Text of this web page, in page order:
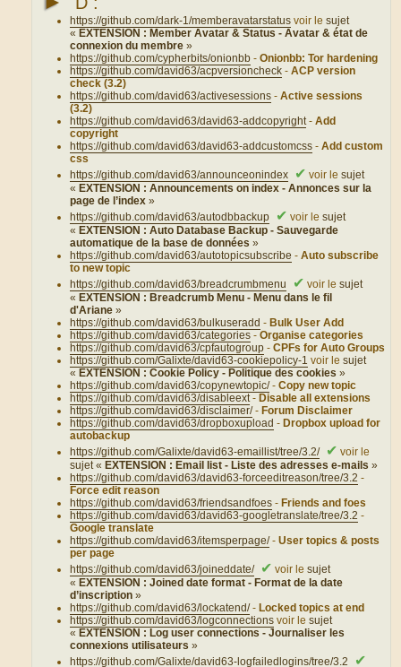
https://github.com/dark-1/memberavatarstatus voir lesujet
« EXTENSION : Member Avatar & Status - Avatar & état de
connexion du membre»
https://github.com/cypherbits/onionbb -Onionbb: Tor hardening
https://github.com/david63/acpversioncheck -ACP version
check (3.2)
https://github.com/david63/activesessions -Active sessions
(3.2)
https://github.com/david63/david63-addcopyright -Add
copyright
https://github.com/david63/david63-addcustomcss -Add custom
css
https://github.com/david63/announceonindex
✔ voir lesujet
« EXTENSION : Announcements on index - Annonces sur la
page de l’index»
https://github.com/david63/autodbbackup
✔ voir lesujet
« EXTENSION : Auto Database Backup - Sauvegarde
automatique de la base de données»
https://github.com/david63/autotopicsubscribe -Auto subscribe
to new topic
https://github.com/david63/breadcrumbmenu
✔ voir lesujet
« EXTENSION : Breadcrumb Menu - Menu dans le fil
d'Ariane»
https://github.com/david63/bulkuseradd -Bulk User Add
https://github.com/david63/categories -Organise categories
https://github.com/david63/cpfautogroup -CPFs for Auto Groups
https://github.com/Galixte/david63-cookiepolicy-1 voir lesujet
« EXTENSION : Cookie Policy - Politique des cookies»
https://github.com/david63/copynewtopic/-Copy new topic
https://github.com/david63/disableext -Disable all extensions
https://github.com/david63/disclaimer/-Forum Disclaimer
https://github.com/david63/dropboxupload -Dropbox upload for
autobackup
https://github.com/Galixte/david63-emaillist/tree/3.2/
✔ voir le
sujet « EXTENSION : Email list - Liste des adresses e-mails»
https://github.com/david63/david63-forceeditreason/tree/3.2 -
Force edit reason
https://github.com/david63/friendsandfoes -Friends and foes
https://github.com/david63/david63-googletranslate/tree/3.2 -
Google translate
https://github.com/david63/itemsperpage/-User topics & posts
per page
https://github.com/david63/joineddate/
✔ voir lesujet
« EXTENSION : Joined date format - Format de la date
d’inscription»
https://github.com/david63/lockatend/-Locked topics at end
https://github.com/david63/logconnections voir lesujet
« EXTENSION : Log user connections - Journaliser les
connexions utilisateurs»
https://github.com/Galixte/david63-logfailedlogins/tree/3.2
✔